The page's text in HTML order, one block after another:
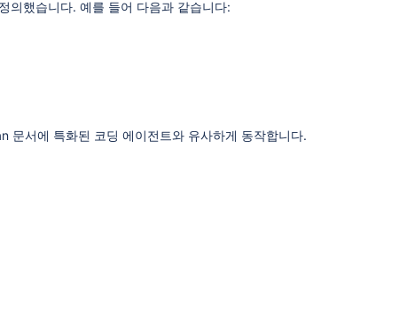
의했습니다. 예를 들어 다음과 같습니다:
문서에 특화된 코딩 에이전트와 유사하게 동작합니다.